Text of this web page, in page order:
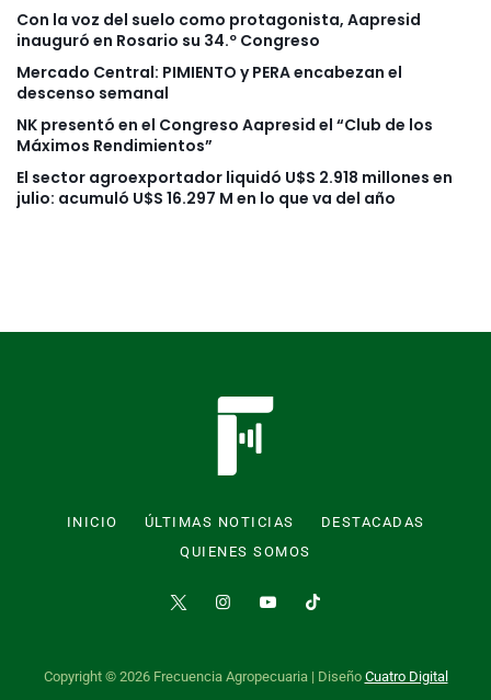
Con la voz del suelo como protagonista, Aapresid
inauguró en Rosario su 34.º Congreso
Mercado Central: PIMIENTO y PERA encabezan el
descenso semanal
NK presentó en el Congreso Aapresid el “Club de los
Máximos Rendimientos”
El sector agroexportador liquidó U$S 2.918 millones en
julio: acumuló U$S 16.297 M en lo que va del año
INICIO ÚLTIMAS NOTICIAS
DESTACADAS
QUIENES SOMOS
Copyright © 2026 Frecuencia Agropecuaria | Diseño Cuatro Digital